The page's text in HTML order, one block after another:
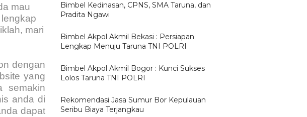
mau
mari
dengan
yang
semakin
anda di
dapat
Bimbel Kedinasan, CPNS, SMA Taruna, dan
Pradita Ngawi
Bimbel Akpol Akmil Bekasi : Persiapan
Lengkap Menuju Taruna TNI POLRI
Bimbel Akpol Akmil Bogor : Kunci Sukses
Lolos Taruna TNI POLRI
Rekomendasi Jasa Sumur Bor Kepulauan
Seribu Biaya Terjangkau